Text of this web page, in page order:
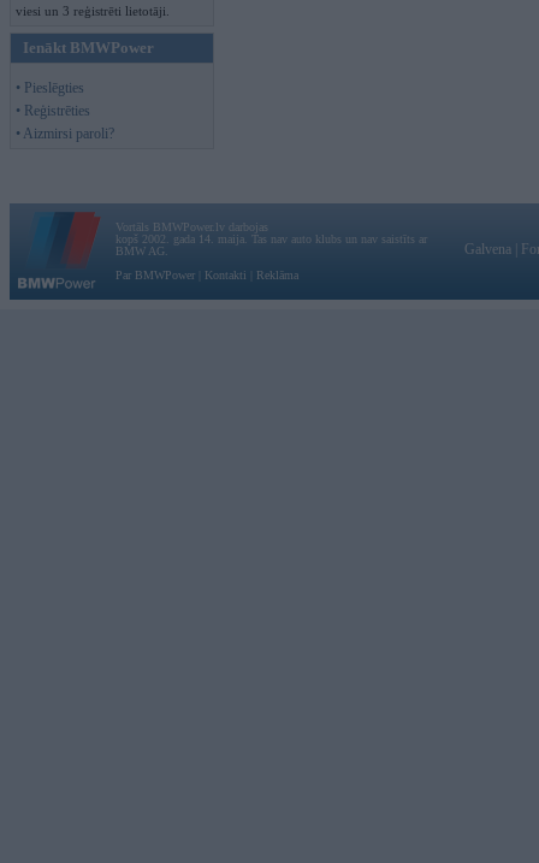
viesi un 3 reģistrēti lietotāji.
Ienākt BMWPower
• Pieslēgties
• Reģistrēties
• Aizmirsi paroli?
Vortāls BMWPower.lv darbojas
kopš 2002. gada 14. maija. Tas nav auto klubs un nav saistīts ar
BMW AG.
Par BMWPower
Kontakti Reklāma
Galvena